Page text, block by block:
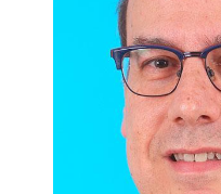
Prólogo.- Presentación.-1.
Concepto y principios.-
y gestión.- Metodología
time, personas, mejora
Herramientas.-
Otras herramientas Lean.-
prácticos.- Lean service: